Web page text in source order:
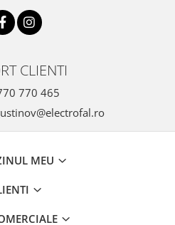
CLIENTI
770 465
MEU